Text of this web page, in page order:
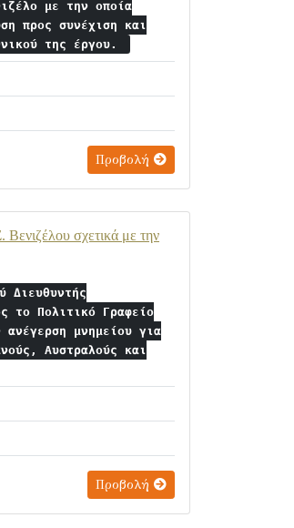
με την οποία
προς συνέχιση και
της έργου.
Προβολή
σχετικά με την
Διευθυντής
το Πολιτικό Γραφείο
μνημείου για
Αυστραλούς και
Προβολή